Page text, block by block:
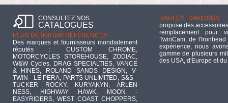
CONSULTEZ NOS
CATALOGUES
PLUS DE 900 000 RÉFÉRENCES :
Des marques et fournisseurs mondialement
réputés : CUSTOM CHROME,
MOTORCYCLES STOREHOUSE, ZODIAC,
W&W Cycles, DRAG SPECIALTIES, VANCE
& HINES, ROLAND SANDS DESIGN, V-
TWIN - LE PERA, PARTS UNLIMITED, S&S -
TUCKER ROCKY, KURYAKYN, ARLEN
NESS, HIGHWAY HAWK, MOON -
EASYRIDERS, WEST COAST CHOPPERS,
HARLEY DAVIDSON :
propose des
remplacement pour
TwinCam, de
expérience, nous
gamme de plusieurs
des USA, d'Europe et